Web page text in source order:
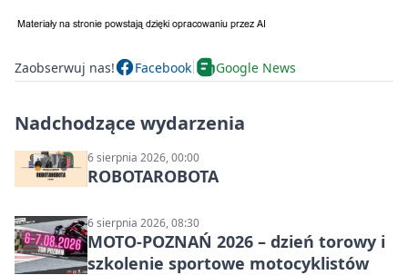
Zaobserwuj nas! Facebook Google News
Nadchodzące wydarzenia
6 sierpnia 2026, 00:00
ROBOTAROBOTA
6 sierpnia 2026, 08:30
MOTO-POZNAŃ 2026 – dzień torowy i
szkolenie sportowe motocyklistów